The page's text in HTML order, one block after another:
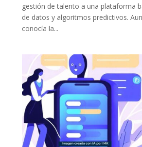
gestión de talento a una plataforma
de datos y algoritmos predictivos.
conocía la...